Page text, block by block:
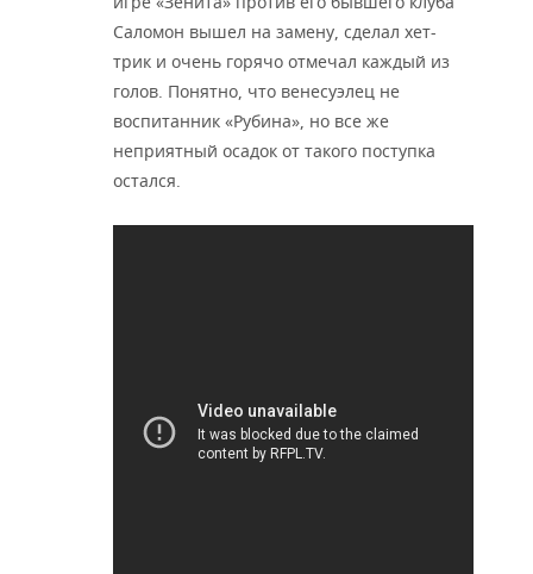
Саломон вышел на замену, сделал хет-
трик и очень горячо отмечал каждый из
голов. Понятно, что венесуэлец не
воспитанник «Рубина», но все же
неприятный осадок от такого поступка
остался.